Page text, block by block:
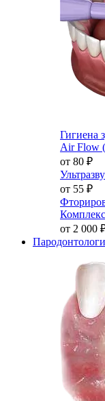
Гигиена
Air Flow
от 80 ₽
от 55 ₽
от 2 000